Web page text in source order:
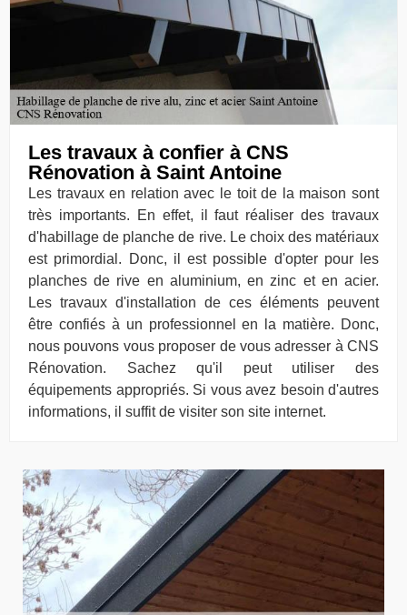
Les travaux à confier à CNS
Rénovation à Saint Antoine
Les travaux en relation avec le toit de la maison sont
très importants. En effet, il faut réaliser des travaux
d'habillage de planche de rive. Le choix des matériaux
est primordial. Donc, il est possible d'opter pour les
planches de rive en aluminium, en zinc et en acier.
Les travaux d'installation de ces éléments peuvent
être confiés à un professionnel en la matière. Donc,
nous pouvons vous proposer de vous adresser à CNS
Rénovation. Sachez qu'il peut utiliser des
équipements appropriés. Si vous avez besoin d'autres
informations, il suffit de visiter son site internet.